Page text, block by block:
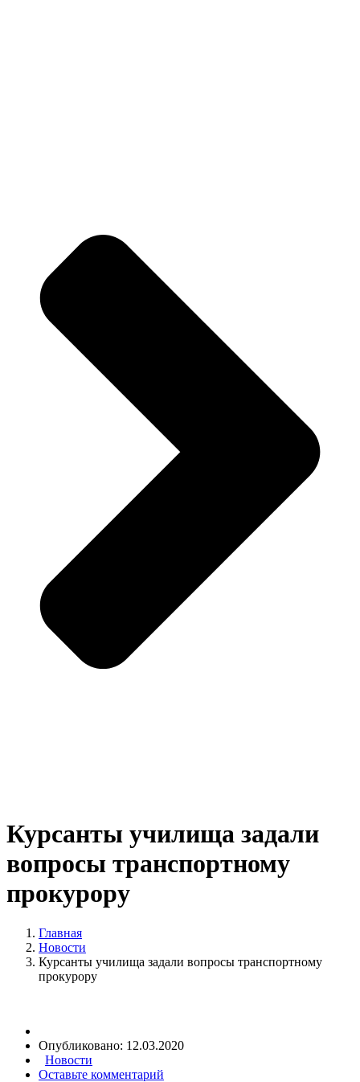
Курсанты училища задали
вопросы транспортному
прокурору
Главная
Новости
Курсанты училища задали вопросы транспортному
прокурору
Опубликовано: 12.03.2020
Новости
Оставьте комментарий